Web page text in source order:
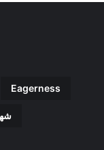
Eagerness